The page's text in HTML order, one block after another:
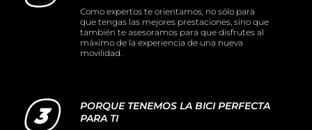
Como expertos te orientamos, no sólo para
que tengas las mejores prestaciones, sino que
también te asesoramos para que disfrutes al
máximo de la experiencia de una nueva
movilidad.
PORQUE TENEMOS LA BICI PERFECTA
PARA TI